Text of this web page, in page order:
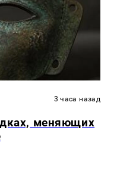
3 часа назад
меняющих